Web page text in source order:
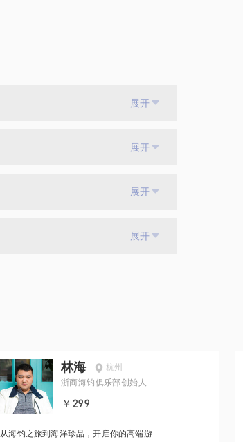
展开
展开
展开
展开
林海
杭州
浙商海钓俱乐部创始人
￥299
从海钓之旅到海洋珍品，开启你的高端游